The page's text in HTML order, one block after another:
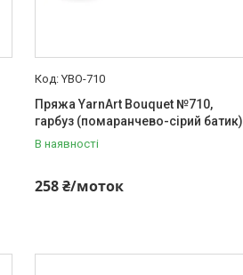
YBO-710
Пряжа YarnArt Bouquet №710,
гарбуз (помаранчево-сірий батик)
В наявності
258 ₴/моток